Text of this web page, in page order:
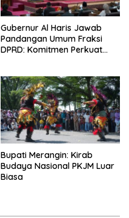
Gubernur Al Haris Jawab
Pandangan Umum Fraksi
DPRD: Komitmen Perkuat
Bupati Merangin: Kirab
Budaya Nasional PKJM Luar
Biasa